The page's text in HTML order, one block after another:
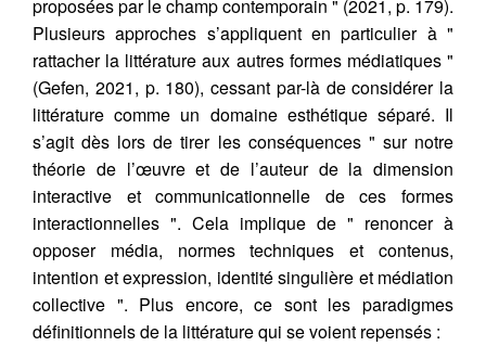
proposées par le champ contemporain " (2021, p. 179).
Plusieurs approches s’appliquent en particulier à "
rattacher la littérature aux autres formes médiatiques "
(Gefen, 2021, p. 180), cessant par-là de considérer la
littérature comme un domaine esthétique séparé. Il
s’agit dès lors de tirer les conséquences " sur notre
théorie de l’œuvre et de l’auteur de la dimension
interactive et communicationnelle de ces formes
interactionnelles ". Cela implique de " renoncer à
opposer média, normes techniques et contenus,
intention et expression, identité singulière et médiation
collective ". Plus encore, ce sont les paradigmes
définitionnels de la littérature qui se voient repensés :